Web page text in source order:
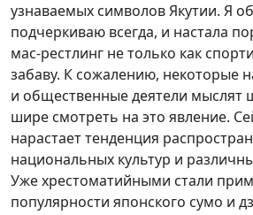
узнаваемых символов Якутии. Я
подчеркиваю всегда, и настала
мас-рестлинг не только как
забаву. К сожалению, некоторые
и общественные деятели мыслят
шире смотреть на это явление.
нарастает тенденция
национальных культур и
Уже хрестоматийными стали
популярности японского сумо и